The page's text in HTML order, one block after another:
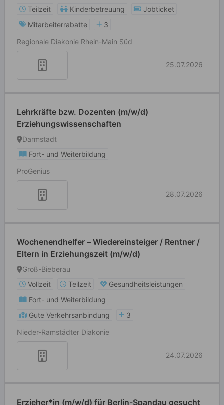
Teilzeit
Kinderbetreuung
Jobticket
Mitarbeiterrabatte
3
Regionale Diakonie Rhein-Main Süd
25.07.2026
Lehrkräfte bzw. Dozenten (m/w/d)
Erziehungswissenschaften
Darmstadt
Fort- und Weiterbildung
ProGenius
28.07.2026
Wochenendhelfer – Wiedereinsteiger / Rentner /
Eltern in Erziehungszeit (m/w/d)
Groß-Bieberau
Vollzeit
Teilzeit
Gesundheitsleistungen
Fort- und Weiterbildung
Gute Verkehrsanbindung
3
Nieder-Ramstädter Diakonie
24.07.2026
Erzieher*in (m/w/d) für Berlin-Spandau gesucht